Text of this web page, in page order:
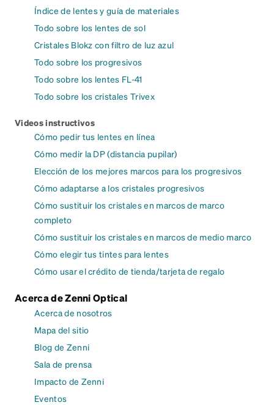
Índice de lentes y guía de materiales
Todo sobre los lentes de sol
Cristales Blokz con filtro de luz azul
Todo sobre los progresivos
Todo sobre los lentes FL-41
Todo sobre los cristales Trivex
Videos instructivos
Cómo pedir tus lentes en línea
Cómo medir la DP (distancia pupilar)
Elección de los mejores marcos para los progresivos
Cómo adaptarse a los cristales progresivos
Cómo sustituir los cristales en marcos de marco
completo
Cómo sustituir los cristales en marcos de medio marco
Cómo elegir tus tintes para lentes
Cómo usar el crédito de tienda/tarjeta de regalo
Acerca de Zenni Optical
Acerca de nosotros
Mapa del sitio
Blog de Zenni
Sala de prensa
Impacto de Zenni
Eventos